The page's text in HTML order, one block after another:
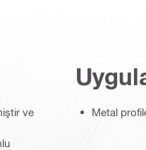
ve
Metal